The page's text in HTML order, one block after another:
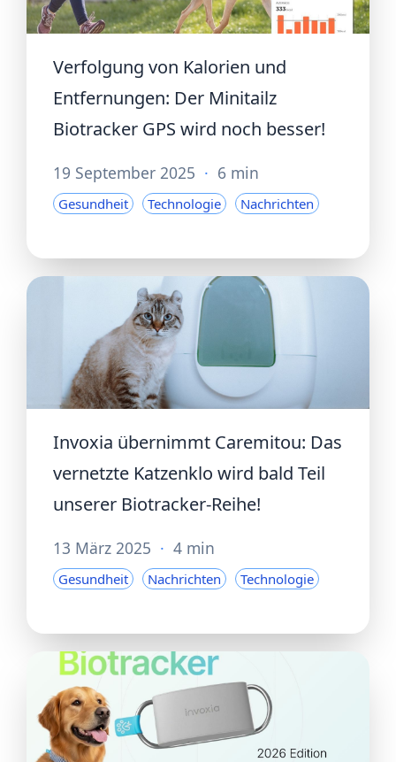
Verfolgung von Kalorien und
Entfernungen: Der Minitailz
Biotracker GPS wird noch besser!
19 September 2025 · 6 min
Gesundheit Technologie Nachrichten
Invoxia übernimmt Caremitou: Das
vernetzte Katzenklo wird bald Teil
unserer Biotracker-Reihe!
13 März 2025 · 4 min
Gesundheit Nachrichten Technologie